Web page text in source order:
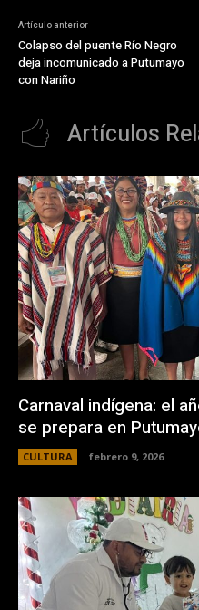
Artículo anterior
Colapso del puente Río Negro
deja incomunicado a Putumayo
con Nariño
Artículos
Carnaval indígena: el
se prepara en
CULTURA febrero 9, 2026